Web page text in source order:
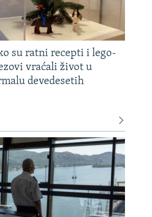
su ratni recepti i lego-
vraćali život u
devedesetih